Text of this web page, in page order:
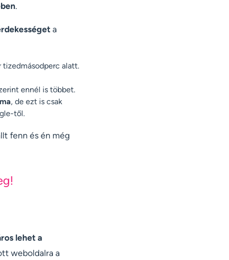
.
a
tizedmásodperc alatt.
ennél is többet.
, de ezt is csak
től.
fenn és én még
lehet a
weboldalra a